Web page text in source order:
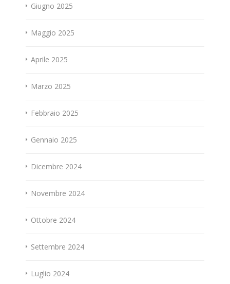
Giugno 2025
Maggio 2025
Aprile 2025
Marzo 2025
Febbraio 2025
Gennaio 2025
Dicembre 2024
Novembre 2024
Ottobre 2024
Settembre 2024
Luglio 2024